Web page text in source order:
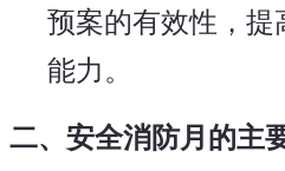
预案的有效性，
能力。
二、安全消防月的主